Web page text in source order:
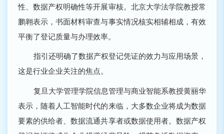
性、数据产权明确性等开展审核。北京大学法学院教授常
鹏翱表示，书面材料审查与事实情况核实相辅相成，有效
平衡了登记质量与办理效率。
指引还明确了数据产权登记凭证的效力与应用场景，
这是行业企业关注的焦点。
复旦大学管理学院信息管理与商业智能系教授黄丽华
表示，随着人工智能时代的来临，大多数企业将成为数据
要素的供给者、数据流通共享者或数据使用者。数据产权